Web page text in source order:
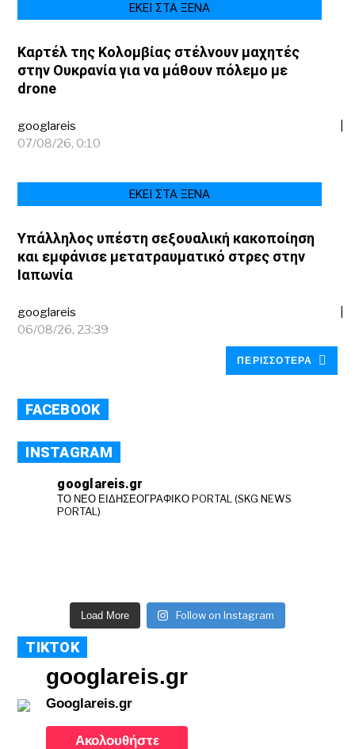
ΕΚΕΙ ΣΤΑ ΞΕΝΑ
Καρτέλ της Κολομβίας στέλνουν μαχητές
στην Ουκρανία για να μάθουν πόλεμο με
drone
googlareis
07/08/26, 0:10
ΕΚΕΙ ΣΤΑ ΞΕΝΑ
Υπάλληλος υπέστη σεξουαλική κακοποίηση
και εμφάνισε μετατραυματικό στρες στην
Ιαπωνία
googlareis
06/08/26, 23:39
ΠΕΡΙΣΣΟΤΕΡΑ
FACEBOOK
INSTAGRAM
googlareis.gr
ΤΟ ΝΕΟ ΕΙΔΗΣΕΟΓΡΑΦΙΚΟ PORTAL (SKG NEWS
PORTAL)
Load More Follow on Instagram
TIKTOK
googlareis.gr
Googlareis.gr
Ακολουθήστε